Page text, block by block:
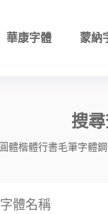
華康字體 蒙納
搜
圓體楷體行書毛筆字體